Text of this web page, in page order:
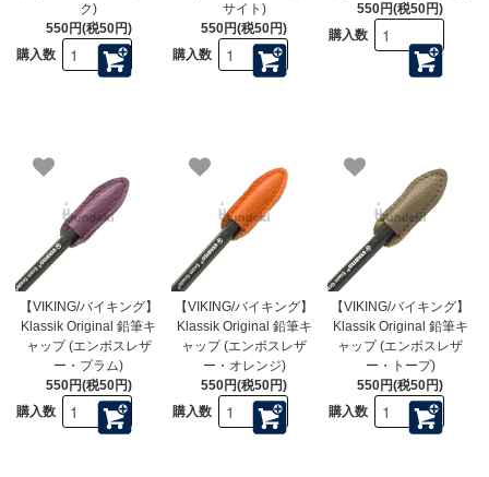
ク)
550円(税50円)
購入数
サイト)
550円(税50円)
購入数
550円(税50円)
購入数
【VIKING/バイキング】
Klassik Original 鉛筆キ
ャップ (エンボスレザ
ー・プラム)
550円(税50円)
購入数
【VIKING/バイキング】
Klassik Original 鉛筆キ
ャップ (エンボスレザ
ー・オレンジ)
550円(税50円)
購入数
【VIKING/バイキング】
Klassik Original 鉛筆キ
ャップ (エンボスレザ
ー・トープ)
550円(税50円)
購入数